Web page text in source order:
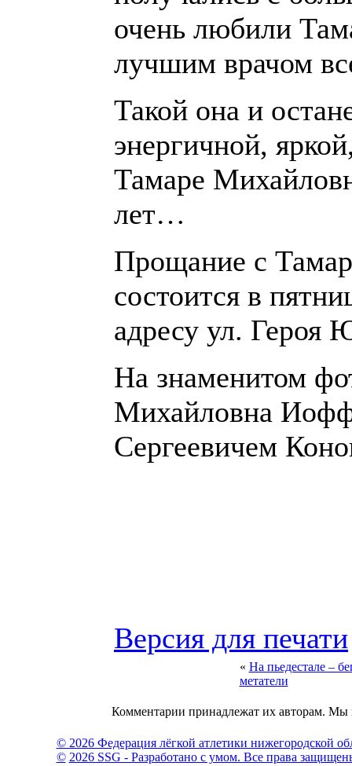
очень любили
лучшим врачом
Такой она и
энергичной,
Тамаре
лет…
Прощание с
состоится в
адресу ул. Героя
На знаменитом
Михайловна
Сергеевичем
Версия для печати
« На пьедестале –
метатели
Комментарии принадлежат их авторам. Мы
© 2026 Федерация лёгкой атлетики нижегородской
© 2026 SSG - Разработано с умом. Все права